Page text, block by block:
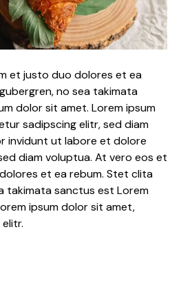
et justo duo dolores et ea
no sea takimata
dolor sit amet. Lorem ipsum
sadipscing elitr, sed diam
invidunt ut labore et dolore
diam voluptua. At vero eos et
et ea rebum. Stet clita
takimata sanctus est Lorem
ipsum dolor sit amet,